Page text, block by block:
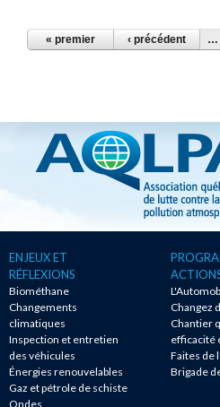
PAGES
« premier ‹ précédent …
ENJEUX ET
RÉFLEXIONS
Biométhane
Changements
climatiques
Inspection et entretien
des véhicules
Énergies renouvelables
Gaz et pétrole de schiste
Ondes
Changez
Chantier
efficacité
Faites de
Brigade